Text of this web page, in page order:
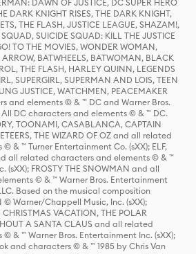
DAWN OF JUSTICE, DC SUPER HERO
DARK KNIGHT RISES, THE DARK KNIGHT,
THE FLASH, JUSTICE LEAGUE, SHAZAM!,
SQUAD, SUICIDE SQUAD: KILL THE JUSTICE
TO THE MOVIES, WONDER WOMAN,
BATWHEELS, BATWOMAN, BLACK
THE FLASH, HARLEY QUINN, LEGENDS
SUPERGIRL, SUPERMAN AND LOIS, TEEN
JUSTICE, WATCHMEN, PEACEMAKER
and elements © & ™ DC and Warner Bros.
All DC characters and elements © & ™ DC.
TOONAMI, CASABLANCA, CAPTAIN
THE WIZARD OF OZ and all related
& ™ Turner Entertainment Co. (sXX); ELF,
all related characters and elements © & ™
(sXX); FROSTY THE SNOWMAN and all
© & ™ Warner Bros. Entertainment
Based on the musical composition
© Warner/Chappell Music, Inc. (sXX);
VACATION, THE POLAR
A SANTA CLAUS and all related
& ™ Warner Bros. Entertainment Inc. (sXX);
and characters © & ™ 1985 by Chris Van